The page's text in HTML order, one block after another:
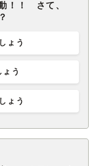
！！ さて、
ょう
ょう
ょう